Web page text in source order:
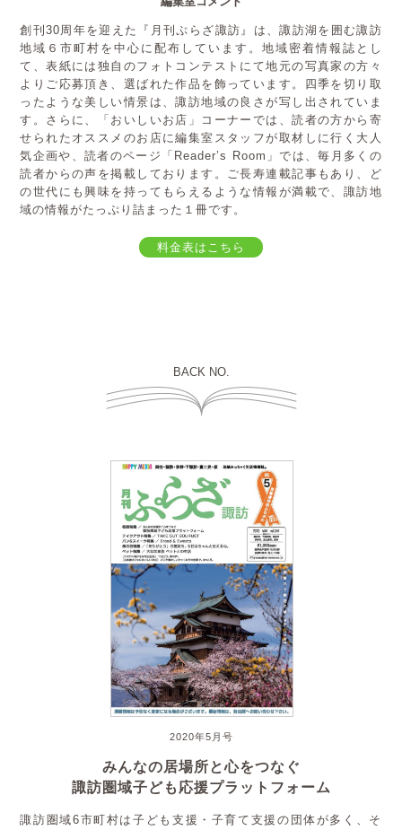
創刊30周年を迎えた『月刊ぷらざ諏訪』は、諏訪湖を囲む諏訪
地域６市町村を中心に配布しています。地域密着情報誌とし
て、表紙には独自のフォトコンテストにて地元の写真家の方々
よりご応募頂き、選ばれた作品を飾っています。四季を切り取
ったような美しい情景は、諏訪地域の良さが写し出されていま
す。さらに、「おいしいお店」コーナーでは、読者の方から寄
せられたオススメのお店に編集室スタッフが取材しに行く大人
気企画や、読者のページ「Reader’s Room」では、毎月多くの
読者からの声を掲載しております。ご長寿連載記事もあり、ど
の世代にも興味を持ってもらえるような情報が満載で、諏訪地
域の情報がたっぷり詰まった１冊です。
料金表はこちら
BACK NO.
2020年5月号
みんなの居場所と心をつなぐ
諏訪圏域子ども応援プラットフォーム
諏訪圏域6市町村は子ども支援・子育て支援の団体が多く、そ